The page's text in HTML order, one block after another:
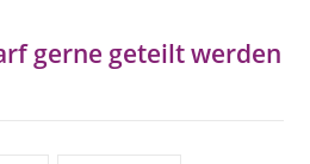
gerne geteilt werden